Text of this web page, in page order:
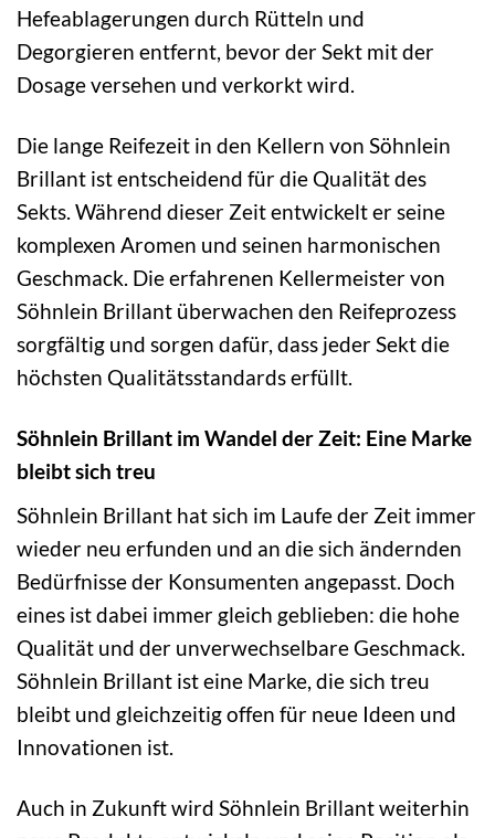
Hefeablagerungen durch Rütteln und
Degorgieren entfernt, bevor der Sekt mit der
Dosage versehen und verkorkt wird.
Die lange Reifezeit in den Kellern von Söhnlein
Brillant ist entscheidend für die Qualität des
Sekts. Während dieser Zeit entwickelt er seine
komplexen Aromen und seinen harmonischen
Geschmack. Die erfahrenen Kellermeister von
Söhnlein Brillant überwachen den Reifeprozess
sorgfältig und sorgen dafür, dass jeder Sekt die
höchsten Qualitätsstandards erfüllt.
Söhnlein Brillant im Wandel der Zeit: Eine Marke
bleibt sich treu
Söhnlein Brillant hat sich im Laufe der Zeit immer
wieder neu erfunden und an die sich ändernden
Bedürfnisse der Konsumenten angepasst. Doch
eines ist dabei immer gleich geblieben: die hohe
Qualität und der unverwechselbare Geschmack.
Söhnlein Brillant ist eine Marke, die sich treu
bleibt und gleichzeitig offen für neue Ideen und
Innovationen ist.
Auch in Zukunft wird Söhnlein Brillant weiterhin